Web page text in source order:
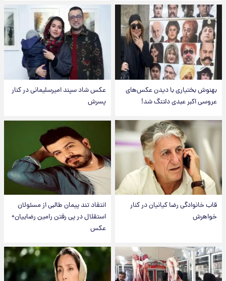
بهنوش بختیاری با دیدن عکس‌های
عروسی اکبر عبدی دلتنگ شد!
عکس شاد سپند امیرسلیمانی در کنار
پسرش
قاب خانوادگی رضا کیانیان در کنار
خواهرش
انتقاد تند پیمان طالبی از مسئولان
استقلال در پی رفتن رامین رضاییان+
عکس